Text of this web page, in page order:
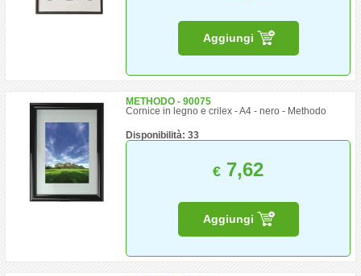
Aggiungi
METHODO - 90075
Cornice in legno e crilex - A4 - nero - Methodo
Disponibilità: 33
€ 7,62
Aggiungi